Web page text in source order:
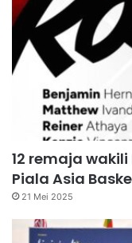
12 remaja
Piala Asia
21 Mei 2025